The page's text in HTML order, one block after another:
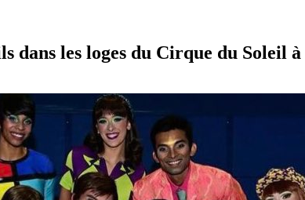
dans les loges du Cirque du Soleil